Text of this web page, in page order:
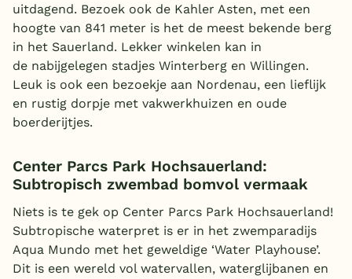
uitdagend. Bezoek ook de Kahler Asten, met een
hoogte van 841 meter is het de meest bekende berg
in het Sauerland. Lekker winkelen kan in
de nabijgelegen stadjes Winterberg en Willingen.
Leuk is ook een bezoekje aan Nordenau, een lieflijk
en rustig dorpje met vakwerkhuizen en oude
boerderijtjes.
Center Parcs Park Hochsauerland:
Subtropisch zwembad bomvol vermaak
Niets is te gek op Center Parcs Park Hochsauerland!
Subtropische waterpret is er in het zwemparadijs
Aqua Mundo met het geweldige ‘Water Playhouse’.
Dit is een wereld vol watervallen, waterglijbanen en